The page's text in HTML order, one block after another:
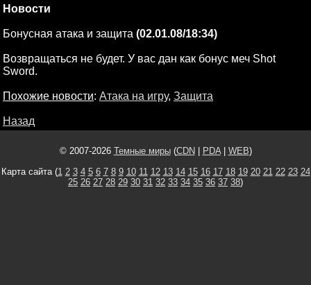
Новости
Бонусная атака и защита (02.01.08/18:34)
Возвращаться не будет. У вас дан как бонус меч Shot
Sword.
Похожие новости: Атака на игру, Защита
Назад
© 2007-2026 Темные миры(CDN PDA| WEB)
Карта сайта (1 2 3 4 5 6 7 8 9 10 11 12 13 14 15 16 17 18 19 20 21 22 23 24
25 26 27 28 29 30 31 32 33 34 35 36 37 38)